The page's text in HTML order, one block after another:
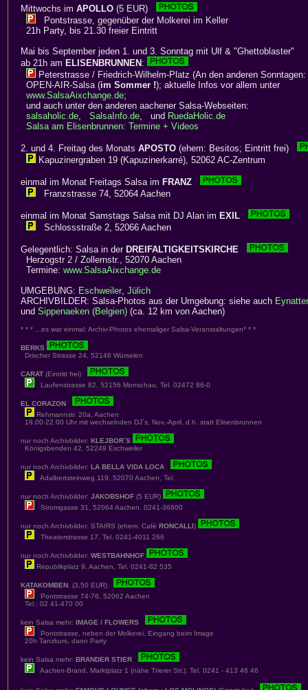
Mittwochs im APOLLO (5 EUR)
Pontstrasse, gegenüber der Molkerei im Keller
21h Party, bis 21.30 freier Eintritt
Mai bis September jeden 1. und 3. Sonntag mit Ulf & "Ghettoblaster"
ab 21h am ELISENBRUNNEN :
Peterstrasse / Friedrich-Wilhelm-Platz (An den anderen Sonntagen:
OPEN-AIR-Salsa (im Sommer !); aktuelle Infos vor allem unter
www.SalsaAixchange.de;
und auch unter den anderen aachener Salsa-Webseiten:
salsaholic.de, SalsaInfo.de, und RuedaHolic.de
Salsa am Elisenbrunnen: Termine + Videos
2. und 4. Freitag des Monats APOSTO (ehem: Besitos; Eintritt frei)
Kapuzinergraben 19 (Kapuzinerkarré), 52062 AC-Zentrum
einmal im Monat Freitags Salsa im FRANZ
Franzstrasse 74, 52064 Aachen
einmal im Monat Samstags Salsa mit DJ Alan im EXIL
Schlossstraße 2, 52066 Aachen
Gelegentlich: Salsa in der DREIFALTIGKEITSKIRCHE
Herzogstr 2 / Zollernstr., 52070 Aachen
Termine: www.SalsaAixchange.de
UMGEBUNG: Eschweiler, Jülich
ARCHIVBILDER: Salsa-Photos aus der Umgebung: siehe auch
und Sippenaeken (Belgien) (ca. 12 km von Aachen)
* * * ...es war einmal: Archiv-Photos ehemaliger Salsa-Veranstaltungen* * *
BERKS
Drischer Strasse 24, 52146 Würselen
CARAT (Eintritt frei)
Laufenstrasse 82, 52156 Monschau, Tel. 02472 86-0
EL CORAZON
Rehmannstr. 20a, Aachen
18.00-22.00 Uhr mit wechselnden DJ´s, Nov.-April, d.h. statt Elisenbrunnen
nur noch Archivbilder: KLEJBOR´S
Königsbenden 42, 52249 Eschweiler
nur noch Archivbilder: LA BELLA VIDA LOCA
Adalbertsteinweg 119, 52070 Aachen, Tel.
nur noch Archivbilder: JAKOBSHOF (5 EUR)
Stromgasse 31, 52064 Aachen, 0241-36800
nur noch Archivbilder: STAIRS (ehem. Café RONCALLI)
Theaterstrasse 17, Tel. 0241-4011 266
nur noch Archivbilder: WESTBAHNHOF
Republikplatz 9, Aachen, Tel. 0241-82 535
KATAKOMBEN , (3,50 EUR)
Pontstrasse 74-76, 52062 Aachen
Tel.: 02 41-470 00
kein Salsa mehr: IMAGE / FLOWERS
Pontstrasse, neben der Molkerei, Eingang beim Image
20h Tanzkurs, dann Party
kein Salsa mehr: BRANDER STIER
Aachen-Brand, Marktplatz 1 (nähe Trierer Str.), Tel. 0241 - 413 46 46